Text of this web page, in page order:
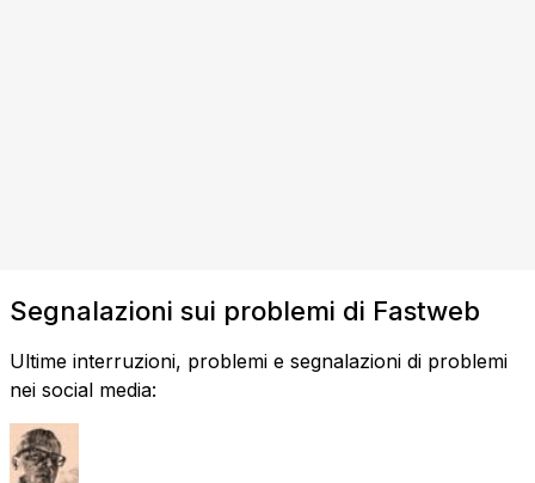
Segnalazioni sui problemi di Fastweb
Ultime interruzioni, problemi e segnalazioni di problemi
nei social media: